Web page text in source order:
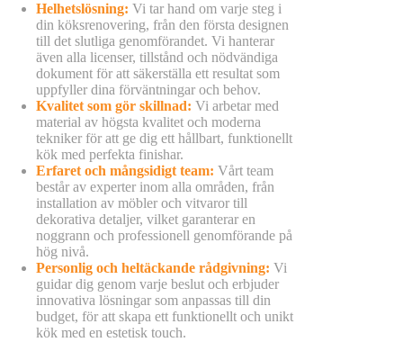
Helhetslösning: Vi tar hand om varje steg i
din köksrenovering, från den första designen
till det slutliga genomförandet. Vi hanterar
även alla licenser, tillstånd och nödvändiga
dokument för att säkerställa ett resultat som
uppfyller dina förväntningar och behov.
Kvalitet som gör skillnad: Vi arbetar med
material av högsta kvalitet och moderna
tekniker för att ge dig ett hållbart, funktionellt
kök med perfekta finishar.
Erfaret och mångsidigt team: Vårt team
består av experter inom alla områden, från
installation av möbler och vitvaror till
dekorativa detaljer, vilket garanterar en
noggrann och professionell genomförande på
hög nivå.
Personlig och heltäckande rådgivning: Vi
guidar dig genom varje beslut och erbjuder
innovativa lösningar som anpassas till din
budget, för att skapa ett funktionellt och unikt
kök med en estetisk touch.